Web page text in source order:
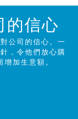
的信心
公司的信心。一
，令他們放心購
加生意額。